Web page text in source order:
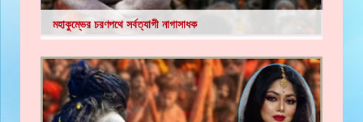
মহাকুম্ভের চরণপথে সর্বত্যাগী নাগাসাধক